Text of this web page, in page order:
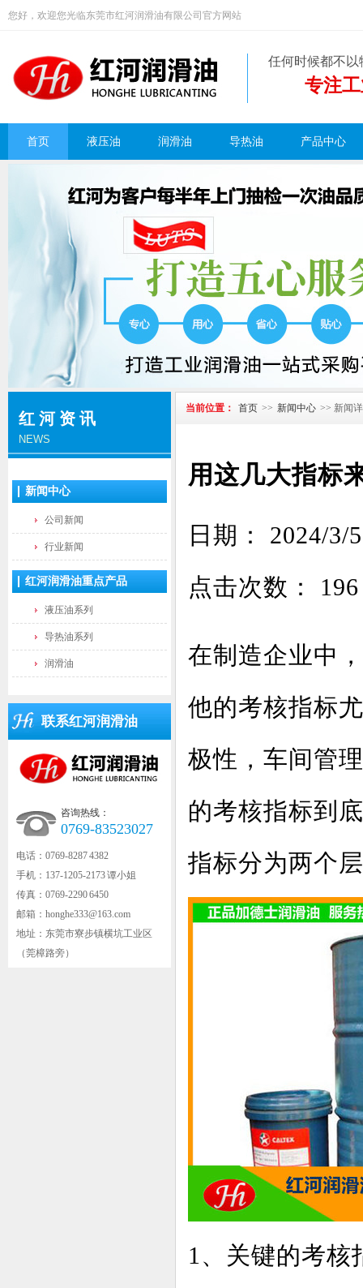
您好，欢迎您光临东莞市红河润滑油有限公司官方网站
任何时候都不
专注
首页 液压油 润滑油 导热油 产品中心
红河资讯
NEWS
新闻中心
公司新闻
行业新闻
红河润滑油重点产品
液压油系列
导热油系列
润滑油
联系红河润滑油
咨询热线：
0769-83523027
电话：0769-8287 4382
手机：137-1205-2173 谭小姐
传真：0769-2290 6450
邮箱：honghe333@163.com
地址：东莞市寮步镇横坑工业区
（莞樟路旁）
当前位置： 首页 >> 新闻中心 >> 新闻
用这几大指标
日期： 2024/
点击次数： 196
在制造企业中
他的考核指标
极性，车间管
的考核指标到
指标分为两个
1、关键的考核